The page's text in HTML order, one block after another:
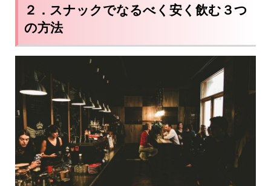
２．スナックでなるべく安く飲む３つ
の方法